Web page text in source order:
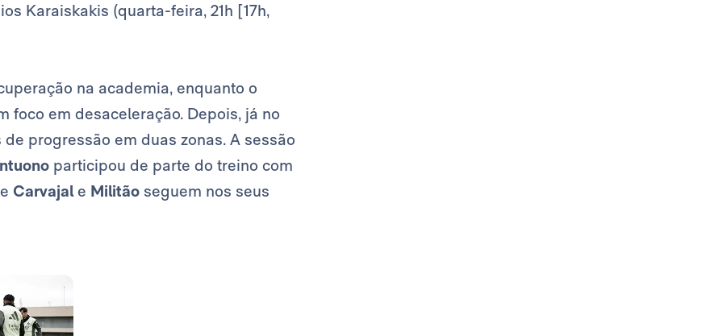
Karaiskakis (quarta-feira, 21h [17h,
na academia, enquanto o
foco em desaceleração. Depois, já no
progressão em duas zonas. A sessão
participou de parte do treino com
Carvajale Militão seguem nos seus